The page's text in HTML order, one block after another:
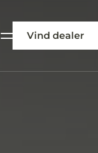
Vind dealer